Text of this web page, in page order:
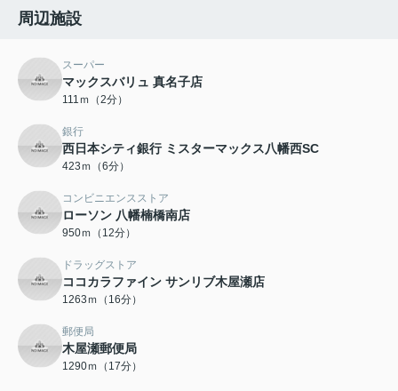
周辺施設
スーパー
マックスバリュ 真名子店
111ｍ（2分）
銀行
西日本シティ銀行 ミスターマックス八幡西SC
423ｍ（6分）
コンビニエンスストア
ローソン 八幡楠橋南店
950ｍ（12分）
ドラッグストア
ココカラファイン サンリブ木屋瀬店
1263ｍ（16分）
郵便局
木屋瀬郵便局
1290ｍ（17分）